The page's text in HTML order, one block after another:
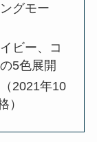
グモー
ビー、コ
5色展開
2021年10
）